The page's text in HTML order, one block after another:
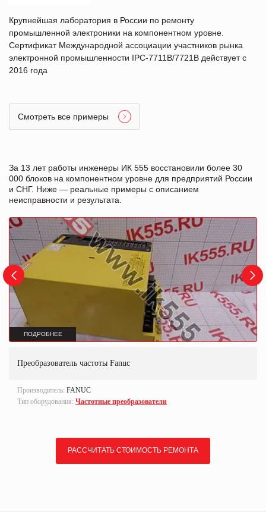
Крупнейшая лаборатория в России по ремонту
промышленной электроники на компонентном уровне.
Сертификат Международной ассоциации участников рынка
электронной промышленности IPC-7711B/7721B действует с
2016 года
Смотреть все примеры
За 13 лет работы инженеры ИК 555 восстановили более 30
000 блоков на компонентном уровне для предприятий России
и СНГ. Ниже — реальные примеры с описанием
неисправности и результата.
ПОДРОБНЕЕ
Преобразователь частоты Fanuc
Производитель: FANUC
Тип оборудования: Частотные преобразователи
РАССЧИТАТЬ СТОИМОСТЬ РЕМОНТА